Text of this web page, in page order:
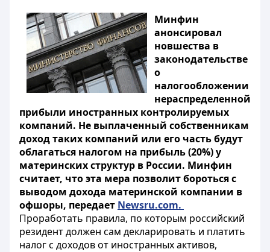
Минфин
анонсировал
новшества в
законодательстве
о
налогообложении
нераспределенной
прибыли иностранных контролируемых
компаний. Не выплаченный собственникам
доход таких компаний или его часть будут
облагаться налогом на прибыль (20%) у
материнских структур в России. Минфин
считает, что эта мера позволит бороться с
выводом дохода материнской компании в
офшоры, передает Newsru.com.
Проработать правила, по которым российский
резидент должен сам декларировать и платить
налог с доходов от иностранных активов,